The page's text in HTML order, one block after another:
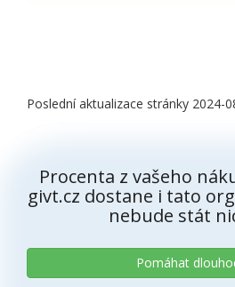
Poslední aktualizace stránky 2024-
Procenta z vašeho
givt.cz dostane i tato
nebude stát
Pomáhat